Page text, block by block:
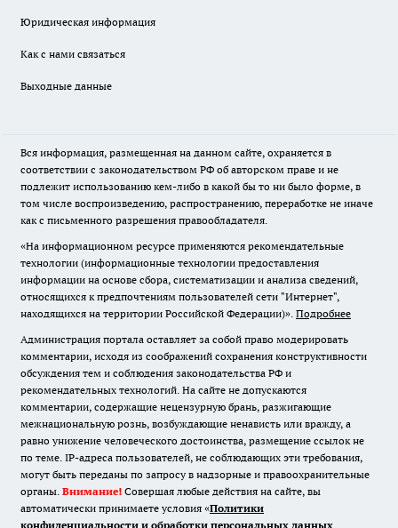
Юридическая информация
Как с нами связаться
Выходные данные
Вся информация, размещенная на данном сайте, охраняется в
соответствии с законодательством РФ об авторском праве и не
подлежит использованию кем-либо в какой бы то ни было форме, в
том числе воспроизведению, распространению, переработке не иначе
как с письменного разрешения правообладателя.
«На информационном ресурсе применяются рекомендательные
технологии (информационные технологии предоставления
информации на основе сбора, систематизации и анализа сведений,
относящихся к предпочтениям пользователей сети "Интернет",
находящихся на территории Российской Федерации)». Подробнее
Администрация портала оставляет за собой право модерировать
комментарии, исходя из соображений сохранения конструктивности
обсуждения тем и соблюдения законодательства РФ и
рекомендательных технологий. На сайте не допускаются
комментарии, содержащие нецензурную брань, разжигающие
межнациональную рознь, возбуждающие ненависть или вражду, а
равно унижение человеческого достоинства, размещение ссылок не
по теме. IP-адреса пользователей, не соблюдающих эти требования,
могут быть переданы по запросу в надзорные и правоохранительные
органы. Внимание! Совершая любые действия на сайте, вы
автоматически принимаете условия «Политики
конфиденциальности и обработки персональных данных